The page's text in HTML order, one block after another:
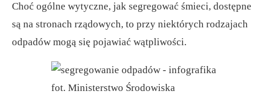
Choć ogólne wytyczne, jak segregować śmieci, dostępne
są na stronach rządowych, to przy niektórych rodzajach
odpadów mogą się pojawiać wątpliwości.
fot. Ministerstwo Środowiska